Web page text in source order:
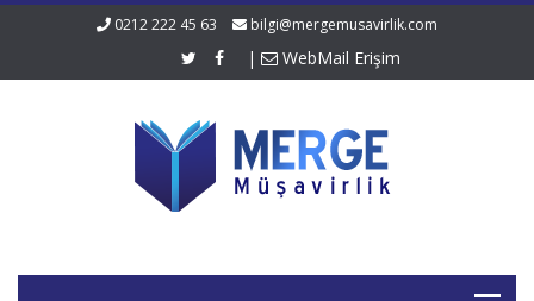
0212 222 45 63 bilgi@mergemusavirlik.com
| WebMail Erişim